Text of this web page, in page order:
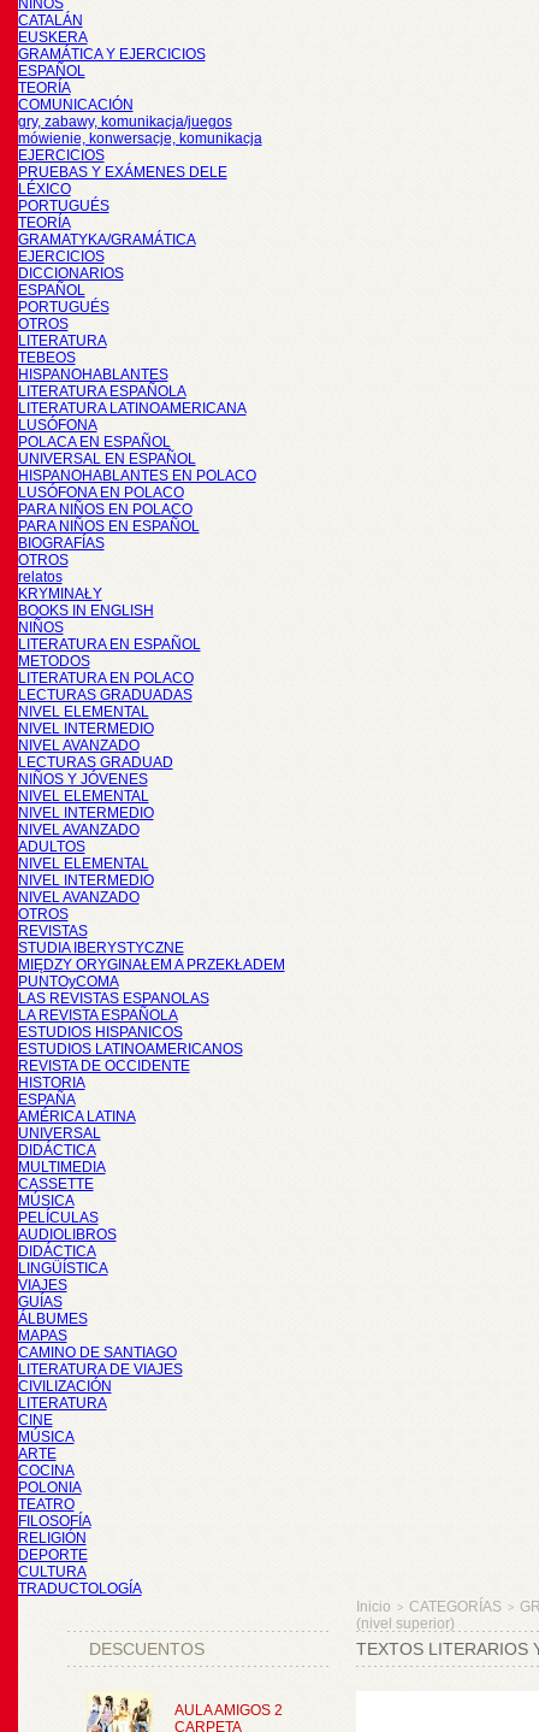
NIÑOS
CATALÁN
EUSKERA
GRAMÁTICA Y EJERCICIOS
ESPAÑOL
TEORÍA
COMUNICACIÓN
gry, zabawy, komunikacja/juegos
mówienie, konwersacje, komunikacja
EJERCICIOS
PRUEBAS Y EXÁMENES DELE
LÉXICO
PORTUGUÉS
TEORÍA
GRAMATYKA/GRAMÁTICA
EJERCICIOS
DICCIONARIOS
ESPAÑOL
PORTUGUÉS
OTROS
LITERATURA
TEBEOS
HISPANOHABLANTES
LITERATURA ESPAÑOLA
LITERATURA LATINOAMERICANA
LUSÓFONA
POLACA EN ESPAÑOL
UNIVERSAL EN ESPAÑOL
HISPANOHABLANTES EN POLACO
LUSÓFONA EN POLACO
PARA NIÑOS EN POLACO
PARA NIÑOS EN ESPAÑOL
BIOGRAFÍAS
OTROS
relatos
KRYMINAŁY
BOOKS IN ENGLISH
NIÑOS
LITERATURA EN ESPAÑOL
METODOS
LITERATURA EN POLACO
LECTURAS GRADUADAS
NIVEL ELEMENTAL
NIVEL INTERMEDIO
NIVEL AVANZADO
LECTURAS GRADUAD
NIÑOS Y JÓVENES
NIVEL ELEMENTAL
NIVEL INTERMEDIO
NIVEL AVANZADO
ADULTOS
NIVEL ELEMENTAL
NIVEL INTERMEDIO
NIVEL AVANZADO
OTROS
REVISTAS
STUDIA IBERYSTYCZNE
MIĘDZY ORYGINAŁEM A PRZEKŁADEM
PUNTOyCOMA
LAS REVISTAS ESPANOLAS
LA REVISTA ESPAÑOLA
ESTUDIOS HISPANICOS
ESTUDIOS LATINOAMERICANOS
REVISTA DE OCCIDENTE
HISTORIA
ESPAÑA
AMÉRICA LATINA
UNIVERSAL
DIDÁCTICA
MULTIMEDIA
CASSETTE
MÚSICA
PELÍCULAS
AUDIOLIBROS
DIDÁCTICA
LINGÜÍSTICA
VIAJES
GUÍAS
ÁLBUMES
MAPAS
CAMINO DE SANTIAGO
LITERATURA DE VIAJES
CIVILIZACIÓN
LITERATURA
CINE
MÚSICA
ARTE
COCINA
POLONIA
TEATRO
FILOSOFÍA
RELIGIÓN
DEPORTE
CULTURA
TRADUCTOLOGÍA
DESCUENTOS
AULA AMIGOS 2
CARPETA
Inicio > CATEGORÍAS >
(nivel superior)
TEXTOS LITERARIOS